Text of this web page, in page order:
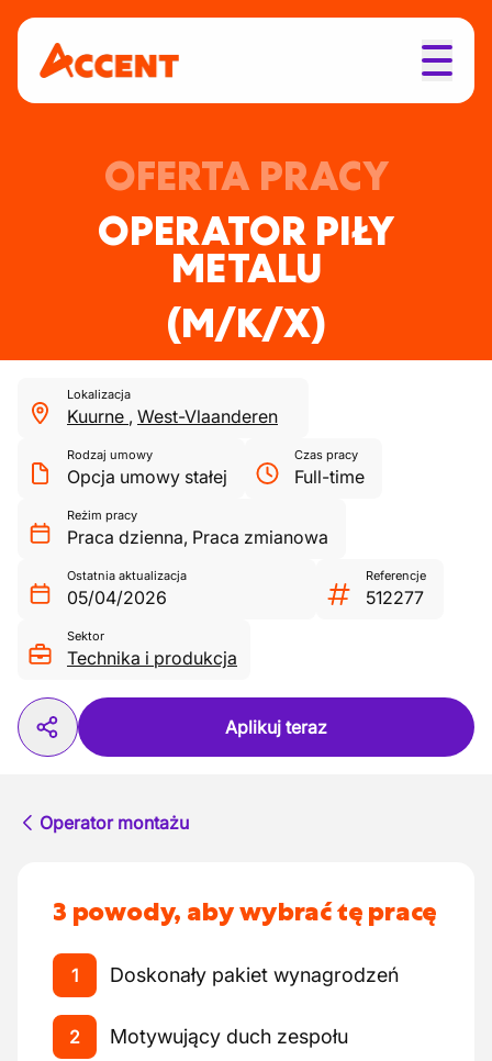
OFERTA PRACY
OPERATOR PIŁY
METALU
(M/K/X)
Lokalizacja
Kuurne , West-Vlaanderen
Rodzaj umowy
Opcja umowy stałej
Czas pracy
Full-time
Reżim pracy
Praca dzienna, Praca zmianowa
Ostatnia aktualizacja
05/04/2026
Referencje
512277
Sektor
Technika i produkcja
Aplikuj teraz
Operator montażu
3 powody, aby wybrać tę pracę
1 Doskonały pakiet wynagrodzeń
2 Motywujący duch zespołu